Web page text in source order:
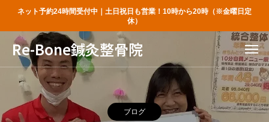
ネット予約24時間受付中｜土日祝日も営業！10時から20時（※金曜日定
休）
Re-Bone鍼灸整骨院
ブログ